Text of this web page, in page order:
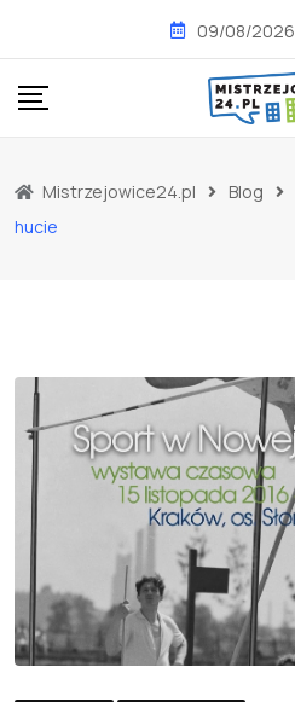
content
09/08/2026
Mistrzejowice24.pl Blog
hucie